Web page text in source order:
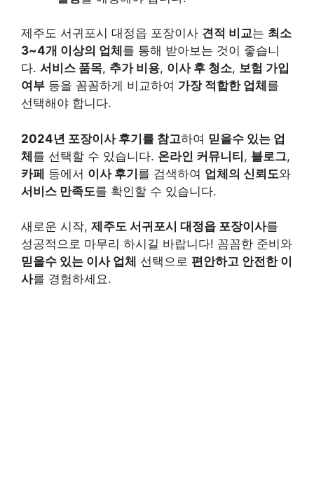
제주도 서귀포시 대정읍 포장이사 견적 비교는 최소
3~4개 이상의 업체 를 통해 받아보는 것이 좋습니
다. 서비스 품목, 추가 비용, 이사 후 청소, 보험 가입
여부 등을 꼼꼼하게 비교하여 가장 적합한 업체 를
선택해야 합니다.
2024년 포장이사 후기를 참고하여 믿을수 있는 업
체를 선택할 수 있습니다. 온라인 커뮤니티, 블로그,
카페 등에서 이사 후기를 검색하여 업체의 신뢰도와
서비스 만족도를 확인할 수 있습니다.
새로운 시작, 제주도 서귀포시 대정읍 포장이사를
성공적으로 마무리 하시길 바랍니다! 꼼꼼한 준비와
믿을수 있는 이사 업체 선택으로 편안하고 안전한 이
사를 경험하세요.